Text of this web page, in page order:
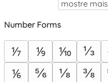
mostre mais
Number Forms
⅐ ⅑ ⅒ ⅓
⅙
⅚ ⅛ ⅜